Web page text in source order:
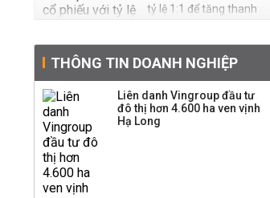
tỷ lệ 1:1 để tăng thanh
Quy hoạch 4 khu lấn
biển ở Phú Quốc
THÔNG TIN DOANH NGHIỆP
Liên danh Vingroup đầu tư
đô thị hơn 4.600 ha ven vịnh
Hạ Long